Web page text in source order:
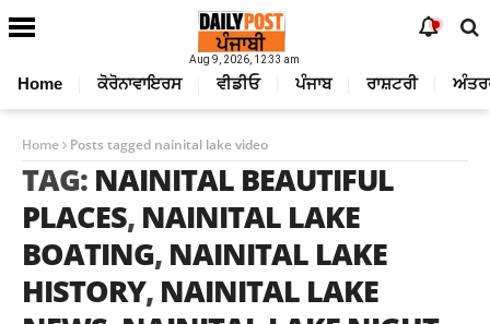
Aug 9, 2026, 12:33 am
Home ਕੋਰੋਨਾਵਾਇਰਸ ਵੀਡੀਓ ਪੰਜਾਬ ਰਾਸ਼ਟਰੀ
Home Posts tagged nainital lake video
TAG: NAINITAL BEAUTIFUL
PLACES, NAINITAL LAKE
BOATING, NAINITAL LAKE
HISTORY, NAINITAL LAKE